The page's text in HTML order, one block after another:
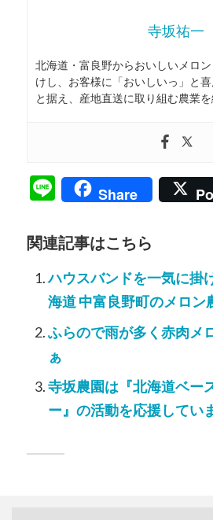
寺坂祐一
北海道・富良野からおいしいメロ
けし、お客様に「おいしいっ」と
と据え、産地直送に取り組む農業を
LineShare
関連記事はこちら
ハウスバンドを一気に掛
海道 中富良野町のメロン
ふらので雨が多く赤肉メ
ぁ
寺坂農園は『北海道ベー
ー』の活動を応援してい